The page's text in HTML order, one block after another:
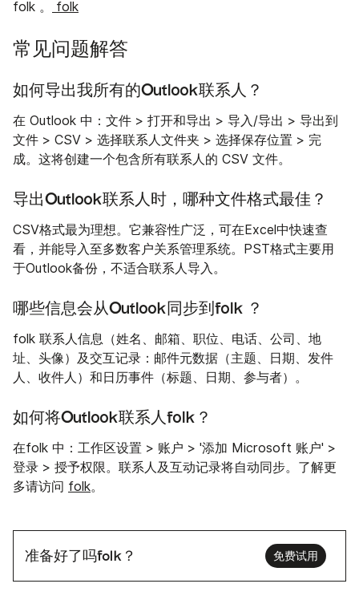
folk 。 folk
常见问题解答
如何导出我所有的Outlook联系人？
在 Outlook 中：文件 > 打开和导出 > 导入/导出 > 导出到
文件 > CSV > 选择联系人文件夹 > 选择保存位置 > 完
成。这将创建一个包含所有联系人的 CSV 文件。
导出Outlook联系人时，哪种文件格式最佳？
CSV格式最为理想。它兼容性广泛，可在Excel中快速查
看，并能导入至多数客户关系管理系统。PST格式主要用
于Outlook备份，不适合联系人导入。
哪些信息会从Outlook同步到folk ？
folk 联系人信息（姓名、邮箱、职位、电话、公司、地
址、头像）及交互记录：邮件元数据（主题、日期、发件
人、收件人）和日历事件（标题、日期、参与者）。
如何将Outlook联系人folk？
在folk 中：工作区设置 > 账户 > '添加 Microsoft 账户' >
登录 > 授予权限。联系人及互动记录将自动同步。了解更
多请访问 folk。
准备好了吗folk？ 免费试用